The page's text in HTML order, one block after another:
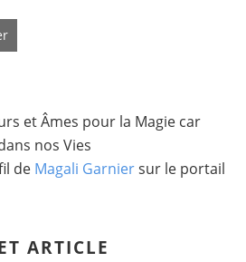
et Âmes pour la Magie car
nos Vies
de Magali Garniersur le portail
ARTICLE